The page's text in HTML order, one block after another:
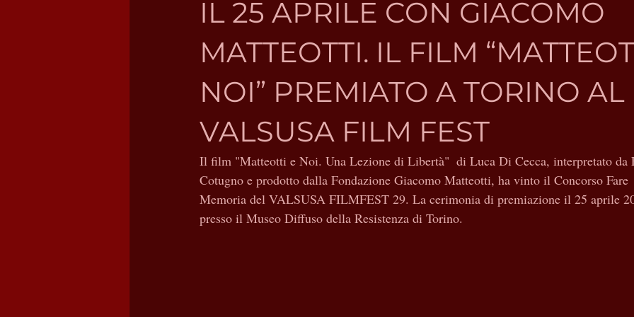
IL 25 APRILE CON GIACOMO
MATTEOTTI. IL FILM
NOI” PREMIATO A TORINO AL
VALSUSA FILM FEST
Il film "Matteotti e Noi. Una Lezione di Libertà"  di Luca Di Cecca, interpretato da
Cotugno e prodotto dalla Fondazione Giacomo Matteotti, ha vinto il Concorso Fare
Memoria del VALSUSA FILMFEST 29. La cerimonia di premiazione il 25 aprile
presso il Museo Diffuso della Resistenza di Torino.